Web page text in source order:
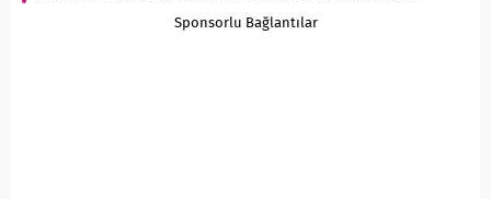
Sponsorlu Bağlantılar